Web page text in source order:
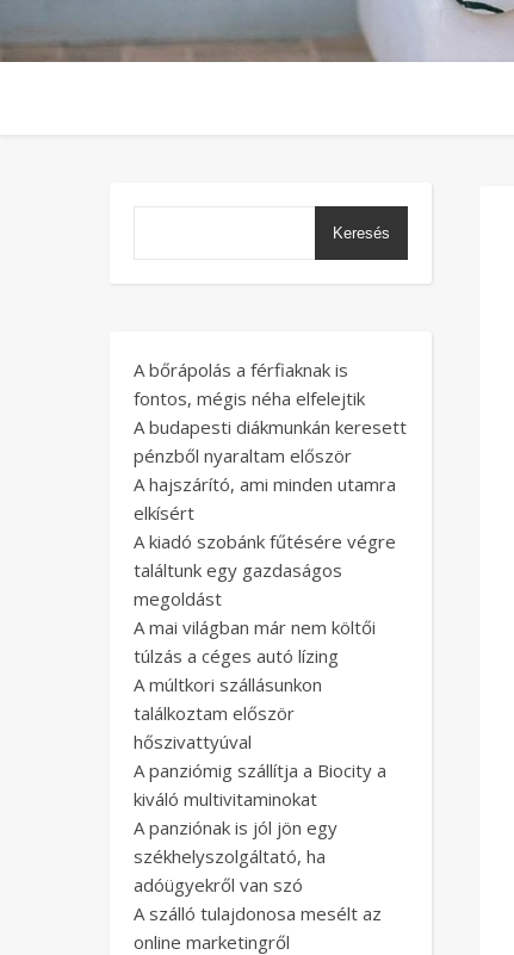
Keresés
A bőrápolás a férfiaknak is
fontos, mégis néha elfelejtik
A budapesti diákmunkán keresett
pénzből nyaraltam először
A hajszárító, ami minden utamra
elkísért
A kiadó szobánk fűtésére végre
találtunk egy gazdaságos
megoldást
A mai világban már nem költői
túlzás a céges autó lízing
A múltkori szállásunkon
találkoztam először
hőszivattyúval
A panziómig szállítja a Biocity a
kiváló multivitaminokat
A panziónak is jól jön egy
székhelyszolgáltató, ha
adóügyekről van szó
A szálló tulajdonosa mesélt az
online marketingről